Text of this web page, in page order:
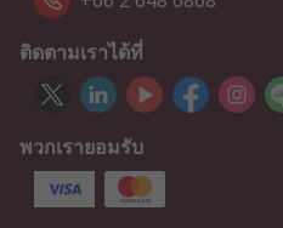
ติดตามเราได้ที่
พวกเรายอมรับ